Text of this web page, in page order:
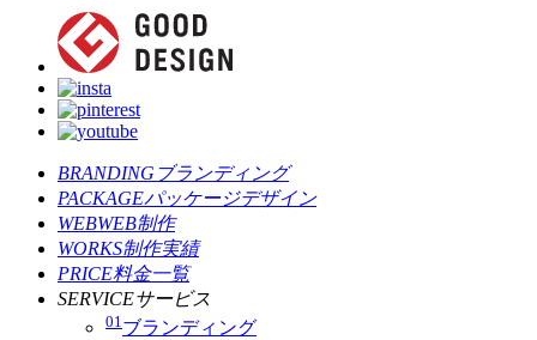
BRANDING ブランディング
PACKAGEパッケージデザイン
WEBWEB制作
WORKS制作実績
PRICE料金一覧
SERVICEサービス
01ブランディング